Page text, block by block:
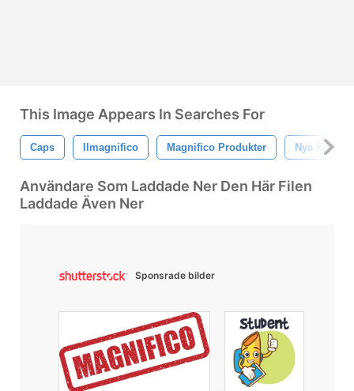
This Image Appears In Searches For
Caps Ilmagnifico Magnifico Produkter Nya Era
Användare Som Laddade Ner Den Här Filen
Laddade Även Ner
Sponsrade bilder